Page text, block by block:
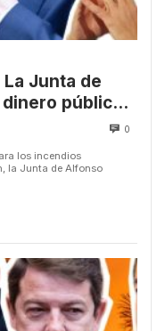
Junta de
público a
0
los incendios
la Junta de Alfonso